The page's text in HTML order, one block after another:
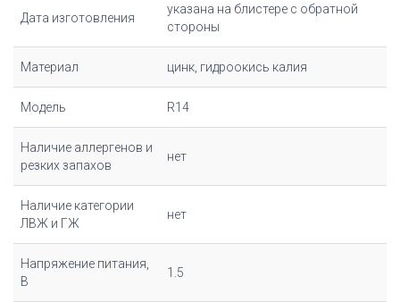
Дата изготовления
указана на блистере с обратной
стороны
Материал цинк, гидроокись калия
Модель R14
Наличие аллергенов и
резких запахов
нет
Наличие категории
ЛВЖ и ГЖ
нет
Напряжение питания,
В
1.5